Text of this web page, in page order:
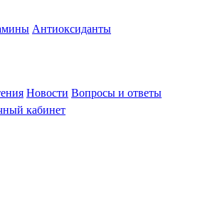
Антиоксиданты
Новости Вопросы и ответы
кабинет